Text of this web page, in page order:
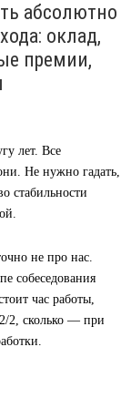
абсолютно
оклад,
премии,
лет. Все
Не нужно гадать,
стабильности
не про нас.
собеседования
час работы,
2/2, сколько — при